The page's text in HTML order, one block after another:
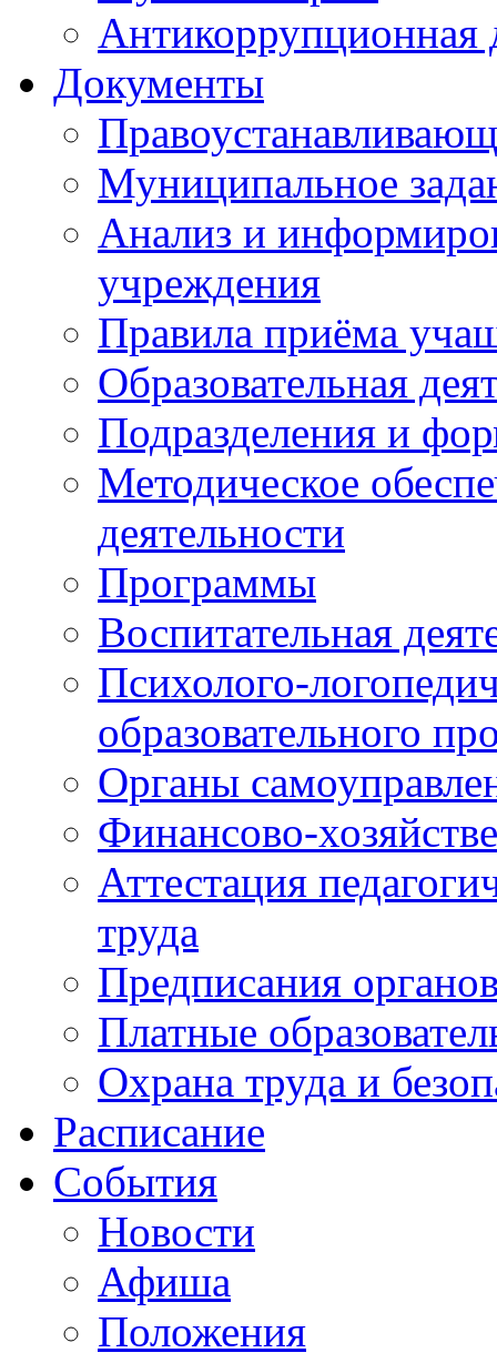
Антикоррупционная
Документы
Муниципальное
Анализ и
учреждения
Правила приёма
Образовательная
Подразделения и
Методическое
деятельности
Программы
Воспитательная
Психолого-
образовательного
Органы
Финансово-
Аттестация
труда
Предписания
Платные
Охрана труда и
Расписание
События
Новости
Афиша
Положения